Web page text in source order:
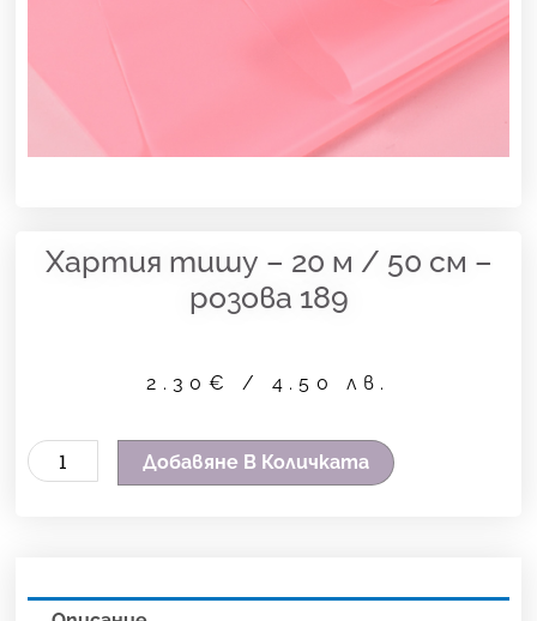
Хартия тишу – 20 м / 50 см –
розова 189
2.30 € / 4.50 лв.
количество
-
Добавяне В Количката